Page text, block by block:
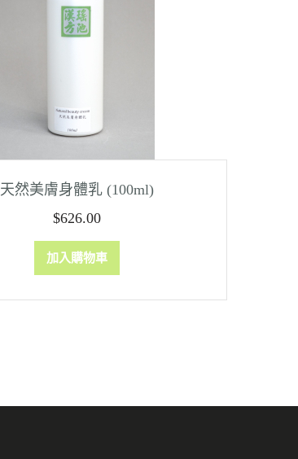
天然美膚身體乳 (100ml)
$626.00
加入購物車